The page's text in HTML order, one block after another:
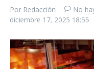
Por Redacción
No
diciembre 17, 2025 18:55